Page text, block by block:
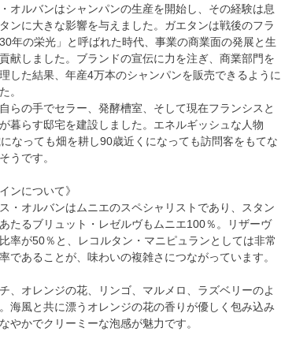
オルバンはシャンパンの生産を開始し、その経験は息
ンに大きな影響を与えました。ガエタンは戦後のフラ
年の栄光」と呼ばれた時代、事業の商業面の発展と生
献しました。ブランドの宣伝に力を注ぎ、商業部門を
した結果、年産4万本のシャンパンを販売できるように
。
らの手でセラー、発酵槽室、そして現在フランシスと
暮らす邸宅を建設しました。エネルギッシュな人物
なっても畑を耕し90歳近くになっても訪問客をもてな
うです。
ンについて》
・オルバンはムニエのスペシャリストであり、スタン
たるブリュット・レゼルヴもムニエ100％。リザーヴ
率が50％と、レコルタン・マニピュランとしては非常
であることが、味わいの複雑さにつながっています。
、オレンジの花、リンゴ、マルメロ、ラズベリーのよ
海風と共に漂うオレンジの花の香りが優しく包み込み
やかでクリーミーな泡感が魅力です。